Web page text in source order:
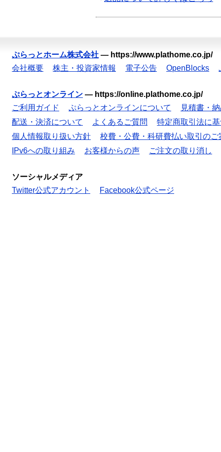
ぷらっとホーム株式会社 — https://www.plathome.co.jp/
会社概要
株主・投資家情報 電子公告 OpenBlocks
ぷらっとオンライン — https://online.plathome.co.jp/
ご利用ガイド
ぷらっとオンラインについて
見積書・
配送・決済について
よくあるご質問
特定商取引法に
個人情報取り扱い方針
校費・公費・科研費払い取引のご
IPv6への取り組み
お客様からの声 ご注文の取り消し
ソーシャルメディア
Twitter公式アカウント
Facebook公式ページ